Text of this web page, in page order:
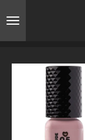
direct
hoofdinhoud